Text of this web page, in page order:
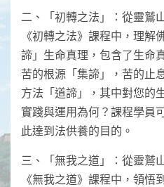
二、「初轉之法」：從靈鷲
《初轉之法》課程中，理解
諦」生命真理，包含了生命
苦的根源「集諦」，苦的止
方法「道諦」，其中對您的
實踐與運用為何？課程學員
此達到法供養的目的。
三、「無我之道」：從靈鷲
《無我之道》課程中，領悟